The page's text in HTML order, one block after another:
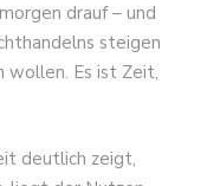
drauf – und
steigen
wollen. Es ist Zeit,
deutlich zeigt,